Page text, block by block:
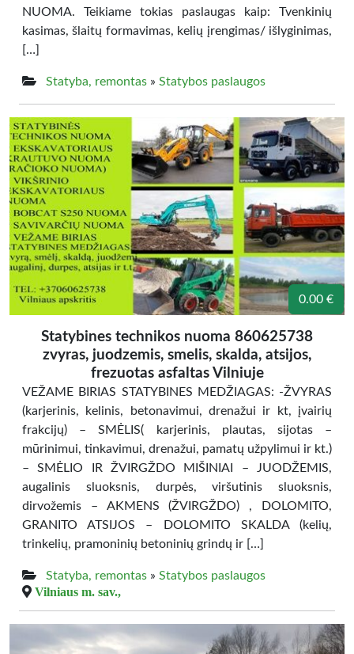
NUOMA. Teikiame tokias paslaugas kaip: Tvenkinių
kasimas, šlaitų formavimas, kelių įrengimas/ išlyginimas,
[…]
Statyba, remontas » Statybos paslaugos
0.00 €
Statybines technikos nuoma 860625738
zvyras, juodzemis, smelis, skalda, atsijos,
frezuotas asfaltas Vilniuje
VEŽAME BIRIAS STATYBINES MEDŽIAGAS: -ŽVYRAS
(karjerinis, kelinis, betonavimui, drenažui ir kt, įvairių
frakcijų) – SMĖLIS( karjerinis, plautas, sijotas –
mūrinimui, tinkavimui, drenažui, pamatų užpylimui ir kt.)
– SMĖLIO IR ŽVIRGŽDO MIŠINIAI – JUODŽEMIS,
augalinis sluoksnis, durpės, viršutinis sluoksnis,
dirvožemis – AKMENS (ŽVIRGŽDO) , DOLOMITO,
GRANITO ATSIJOS – DOLOMITO SKALDA (kelių,
trinkelių, pramoninių betoninių grindų ir […]
Statyba, remontas » Statybos paslaugos
Vilniaus m. sav.,